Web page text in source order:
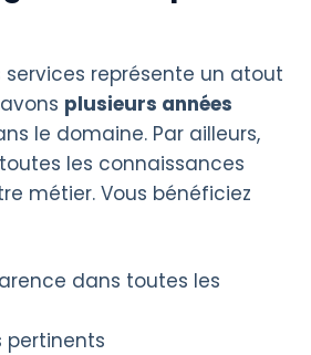
services représente un atout
plusieurs années
le domaine. Par ailleurs,
les connaissances
métier. Vous bénéficiez
dans toutes les
pertinents